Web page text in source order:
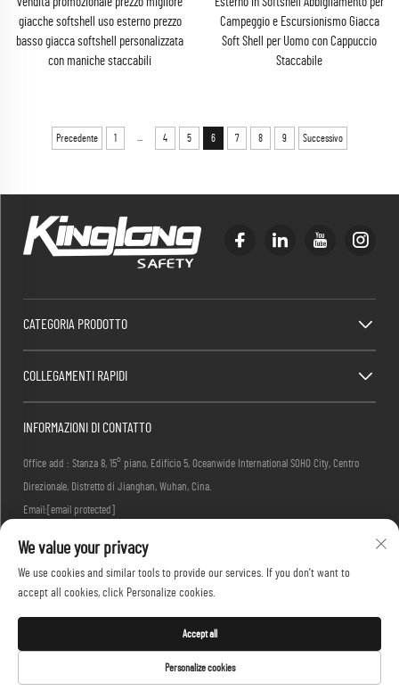
giacche softshell uso esterno prezzo
basso giacca softshell personalizzata
con maniche staccabili
Campeggio e Escursionismo Giacca
Soft Shell per Uomo con Cappuccio
Staccabile
Precedente 1 4 5 6 7 8 9 Successivo
CATEGORIA PRODOTTO
COLLEGAMENTI RAPIDI
INFORMAZIONI DI CONTATTO
Office add : Stanza 8, 15° piano, Edificio 5, Oceanwide International SOHO City, Centro
Direzionale, Distretto di Jianghan, Wuhan, Cina.
Email: [email protected]
We value your privacy
We use cookies and similar tools to provide our services. If you don't want to
accept all cookies, click Personalize cookies.
Personalize cookies
Accept all